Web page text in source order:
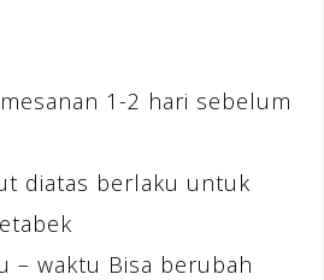
1-2 hari sebelum
diatas berlaku untuk
– waktu Bisa berubah